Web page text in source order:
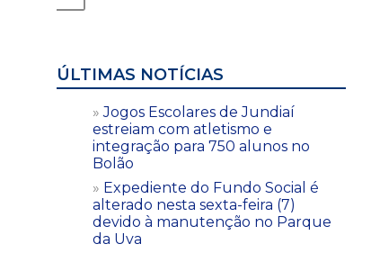
ÚLTIMAS NOTÍCIAS
Jogos Escolares de Jundiaí
estreiam com atletismo e
integração para 750 alunos no
Bolão
Expediente do Fundo Social é
alterado nesta sexta-feira (7)
devido à manutenção no Parque
da Uva